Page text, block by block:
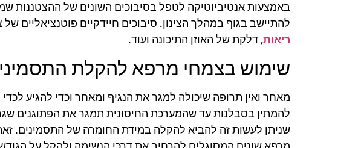
באמצעות אנטיביוטיקה לטפל בסיבוכים השונים של ההצטננות
להתיישב בגוף במהלך הצינון. סיבוכים חיידקיים פוטנציאליים של
ריאות, דלקת של האוזן התיכונה ועוד.
שימוש בצמחי מרפא להקלת
מאחר ואין תרופה שיכולה למגר את הנגיף ומאחר וכדי להגיע
להמתין בסבלנות עד שהמערכת החיסונית תמגר את הפתוגנים
שניתן לעשות זה להביא להקלה במידת החומרה של התסמינים.